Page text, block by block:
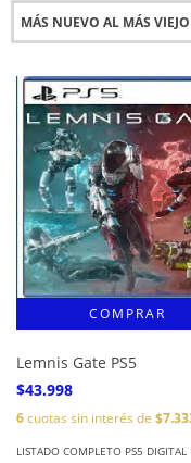
Lemnis Gate PS5
$43.998
6cuotas sin interés de
LISTADO COMPLETO PS5 DIGITAL